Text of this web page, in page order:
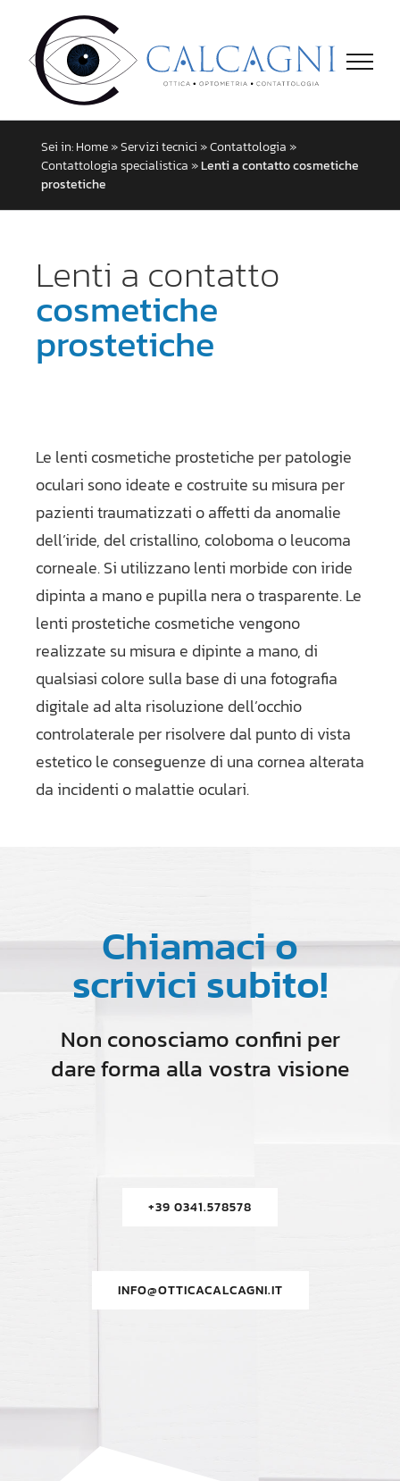
contenuto
Sei in:Home»Servizi tecnici »Contattologia »
Contattologia specialistica »Lenti a contatto cosmetiche
prostetiche
Lenti a contatto
cosmetiche
prostetiche
Le lenti cosmetiche prostetiche per patologie
oculari sono ideate e costruite su misura per
pazienti traumatizzati o affetti da anomalie
dell’iride, del cristallino, coloboma o leucoma
corneale. Si utilizzano lenti morbide con iride
dipinta a mano e pupilla nera o trasparente. Le
lenti prostetiche cosmetiche vengono
realizzate su misura e dipinte a mano, di
qualsiasi colore sulla base di una fotografia
digitale ad alta risoluzione dell’occhio
controlaterale per risolvere dal punto di vista
estetico le conseguenze di una cornea alterata
da incidenti o malattie oculari.
Chiamaci o
scrivici subito!
Non conosciamo confini per
dare forma alla vostra visione
+39 0341.578578
INFO@OTTICACALCAGNI.IT